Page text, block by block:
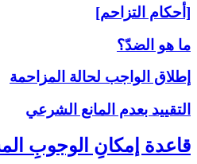
[أحكام التزاحم]
ما هو الضدّ؟
إطلاق الواجب لحالة المزاحمة
التقييد بعدم المانع الشرعي
قاعدة إمكانِ الوجوبِ